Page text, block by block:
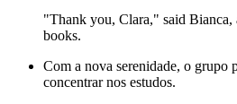
"Thank you, Clara," said
books.
Com a nova serenidade, o grupo
concentrar nos estudos.